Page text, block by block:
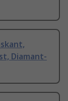
Diamant-